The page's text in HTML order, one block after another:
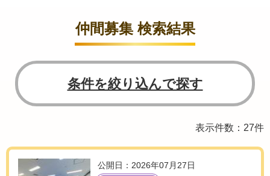
仲間募集 検索結果
条件を絞り込んで探す
表示件数：27件
公開日：2026年07月27日